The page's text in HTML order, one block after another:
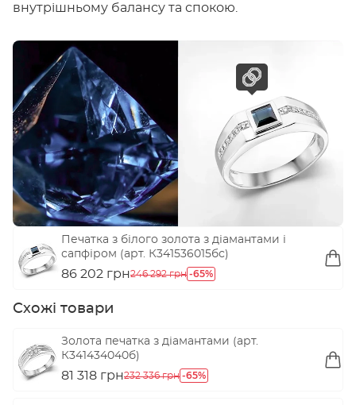
внутрішньому балансу та спокою.
Печатка з білого золота з діамантами і
сапфіром (арт. К341536015бс)
86 202 грн246 292 грн -65%
Схожі товари
Золота печатка з діамантами (арт.
К341434040б)
81 318 грн232 336 грн -65%